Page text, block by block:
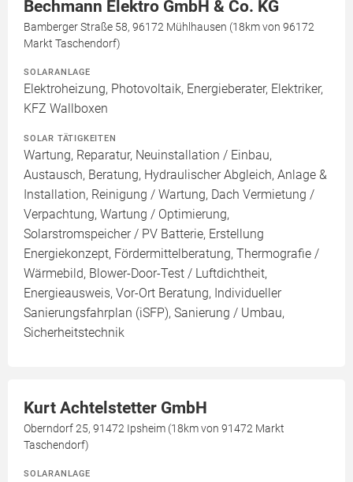
Bechmann Elektro GmbH & Co. KG
Bamberger Straße 58, 96172 Mühlhausen (18km von 96172
Markt Taschendorf)
SOLARANLAGE
Elektroheizung, Photovoltaik, Energieberater, Elektriker,
KFZ Wallboxen
SOLAR TÄTIGKEITEN
Wartung, Reparatur, Neuinstallation / Einbau,
Austausch, Beratung, Hydraulischer Abgleich, Anlage &
Installation, Reinigung / Wartung, Dach Vermietung /
Verpachtung, Wartung / Optimierung,
Solarstromspeicher / PV Batterie, Erstellung
Energiekonzept, Fördermittelberatung, Thermografie /
Wärmebild, Blower-Door-Test / Luftdichtheit,
Energieausweis, Vor-Ort Beratung, Individueller
Sanierungsfahrplan (iSFP), Sanierung / Umbau,
Sicherheitstechnik
Kurt Achtelstetter GmbH
Oberndorf 25, 91472 Ipsheim (18km von 91472 Markt
Taschendorf)
SOLARANLAGE